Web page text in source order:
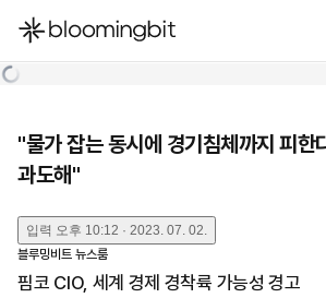
한국어
"물가 잡는 동시에 경기침체까지 피
과도해"
입력 오후 10:12 · 2023. 07. 02.
블루밍비트 뉴스룸
핌코 CIO, 세계 경제 경착륙 가능성 경고